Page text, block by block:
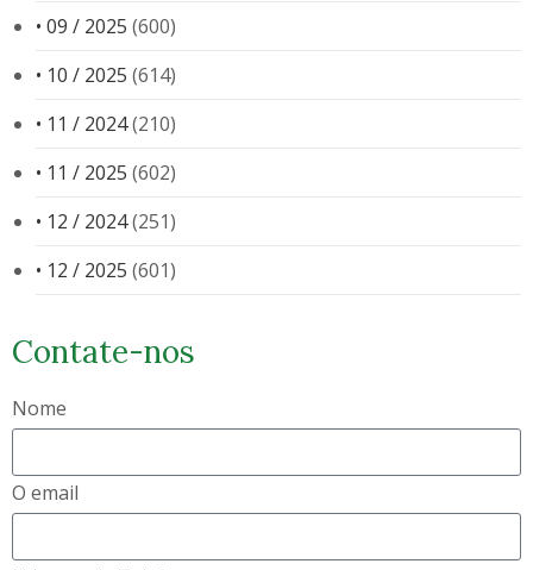
• 09 / 2025 (600)
• 10 / 2025 (614)
• 11 / 2024(210)
• 11 / 2025 (602)
• 12 / 2024(251)
• 12 / 2025 (601)
Contate-nos
Nome
O email